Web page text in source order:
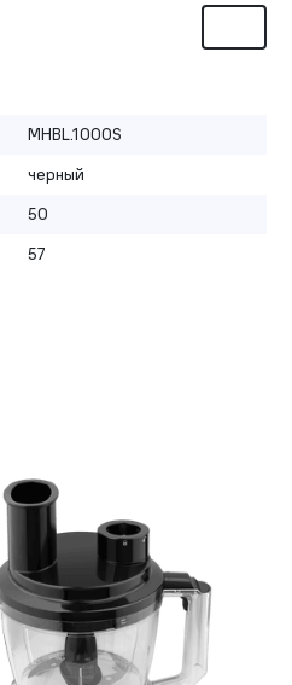
MHBL.1000S
черный
50
57